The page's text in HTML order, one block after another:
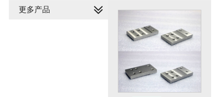
更多产品